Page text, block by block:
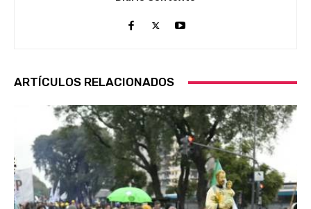
ARTÍCULOS RELACIONADOS